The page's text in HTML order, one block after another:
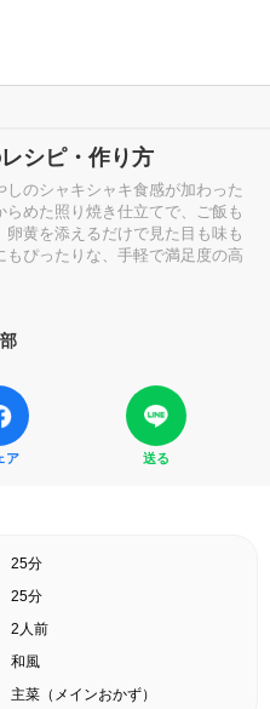
シピ・作り方
のシャキシャキ食感が加わった
めた照り焼き仕立てで、ご飯も
黄を添えるだけで見た目も味も
ぴったりな、手軽で満足度の高
ア 送る
25分
25分
2人前
和風
主菜（メインおかず）